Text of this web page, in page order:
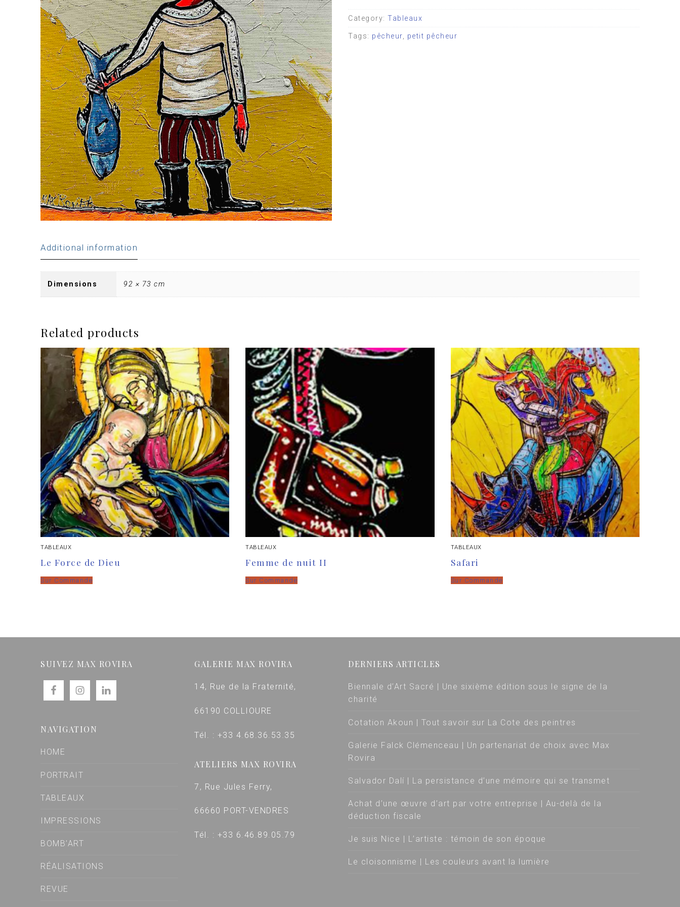
Category: Tableaux
Tags: pêcheur petit pêcheur
Additional information
Dimensions 92 × 73 cm
Related products
TABLEAUX
Le Force de Dieu
Sur Commande
TABLEAUX
Femme de nuit II
Sur Commande
TABLEAUX
Safari
Sur Commande
SUIVEZ MAX ROVIRA
NAVIGATION
HOME
PORTRAIT
TABLEAUX
IMPRESSIONS
BOMB’ART
RÉALISATIONS
REVUE
GALERIE MAX ROVIRA
14, Rue de la Fraternité,
66190 COLLIOURE
Tél. : +33 4.68.36.53.35
ATELIERS MAX ROVIRA
7, Rue Jules Ferry,
66660 PORT-VENDRES
Tél. : +33 6.46.89.05.79
DERNIERS ARTICLES
Biennale d’Art Sacré | Une sixième édition sous le signe de la
charité
Cotation Akoun | Tout savoir sur La Cote des peintres
Galerie Falck Clémenceau | Un partenariat de choix avec Max
Rovira
Salvador Dalí | La persistance d’une mémoire qui se transmet
Achat d’une œuvre d’art par votre entreprise | Au-delà de la
déduction fiscale
Je suis Nice | L’artiste : témoin de son époque
Le cloisonnisme | Les couleurs avant la lumière